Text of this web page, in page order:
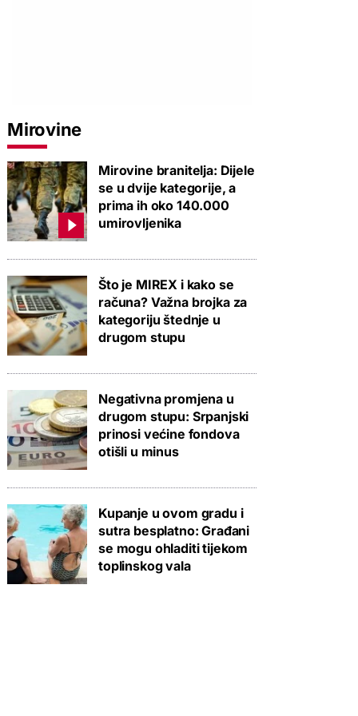
Mirovine
Mirovine branitelja: Dijele
se u dvije kategorije, a
prima ih oko 140.000
umirovljenika
Što je MIREX i kako se
računa? Važna brojka za
kategoriju štednje u
drugom stupu
Negativna promjena u
drugom stupu: Srpanjski
prinosi većine fondova
otišli u minus
Kupanje u ovom gradu i
sutra besplatno: Građani
se mogu ohladiti tijekom
toplinskog vala